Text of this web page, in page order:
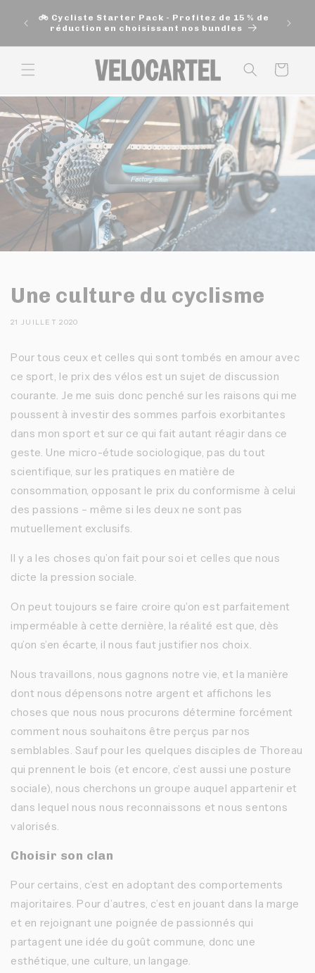
passer
au
🚲 Cycliste Starter Pack - Profitez de 15 % de
réduction en choisissant nos bundles
200$
Panier
Une culture du cyclisme
21 JUILLET 2020
Pour tous ceux et celles qui sont tombés en amour avec
ce sport, le prix des vélos est un sujet de discussion
courante. Je me suis donc penché sur les raisons qui me
poussent à investir des sommes parfois exorbitantes
dans mon sport et sur ce qui fait autant réagir dans ce
geste. Une micro-étude sociologique, pas du tout
scientifique, sur les pratiques en matière de
consommation, opposant le prix du conformisme à celui
des passions – même si les deux ne sont pas
mutuellement exclusifs.
Il y a les choses qu’on fait pour soi et celles que nous
dicte la pression sociale.
On peut toujours se faire croire qu’on est parfaitement
imperméable à cette dernière, la réalité est que, dès
qu’on s’en écarte, il nous faut justifier nos choix.
Nous travaillons, nous gagnons notre vie, et la manière
dont nous dépensons notre argent et affichons les
choses que nous nous procurons détermine forcément
comment nous souhaitons être perçus par nos
semblables. Sauf pour les quelques disciples de Thoreau
qui prennent le bois (et encore, c’est aussi une posture
sociale), nous cherchons un groupe auquel appartenir et
dans lequel nous nous reconnaissons et nous sentons
valorisés.
Choisir son clan
Pour certains, c’est en adoptant des comportements
majoritaires. Pour d’autres, c’est en jouant dans la marge
et en rejoignant une poignée de passionnés qui
partagent une idée du goût commune, donc une
esthétique, une culture, un langage.